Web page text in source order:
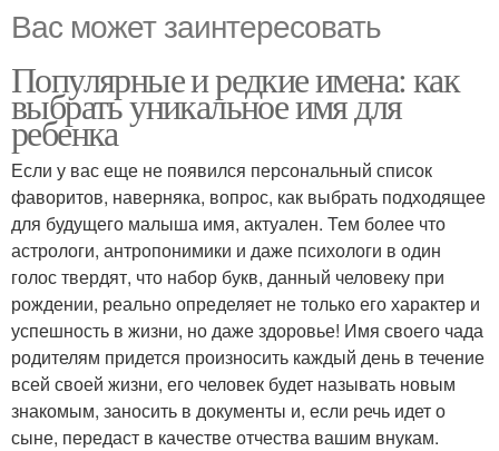
Вас может заинтересовать
Популярные и редкие имена: как
выбрать уникальное имя для
ребенка
Если у вас еще не появился персональный список
фаворитов, наверняка, вопрос, как выбрать подходящее
для будущего малыша имя, актуален. Тем более что
астрологи, антропонимики и даже психологи в один
голос твердят, что набор букв, данный человеку при
рождении, реально определяет не только его характер и
успешность в жизни, но даже здоровье! Имя своего чада
родителям придется произносить каждый день в течение
всей своей жизни, его человек будет называть новым
знакомым, заносить в документы и, если речь идет о
сыне, передаст в качестве отчества вашим внукам.